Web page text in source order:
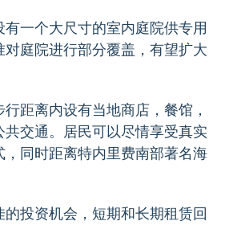
一个大尺寸的室内庭院供专用
庭院进行部分覆盖，有望扩大
距离内设有当地商店，餐馆，
交通。居民可以尽情享受真实
，同时距离特内里费南部著名海
投资机会，短期和长期租赁回